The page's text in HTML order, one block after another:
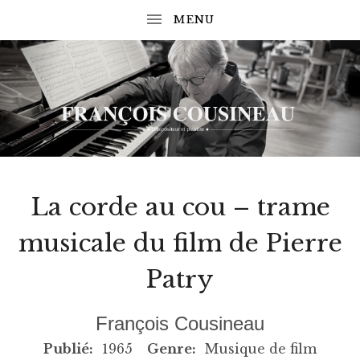
F
R
A
N
COMPOSITEUR
ET
La corde au cou – trame
musicale du film de Pierre
Patry
François Cousineau
RECORD DETAILS
Publié: 1965 Genre: Musique de film